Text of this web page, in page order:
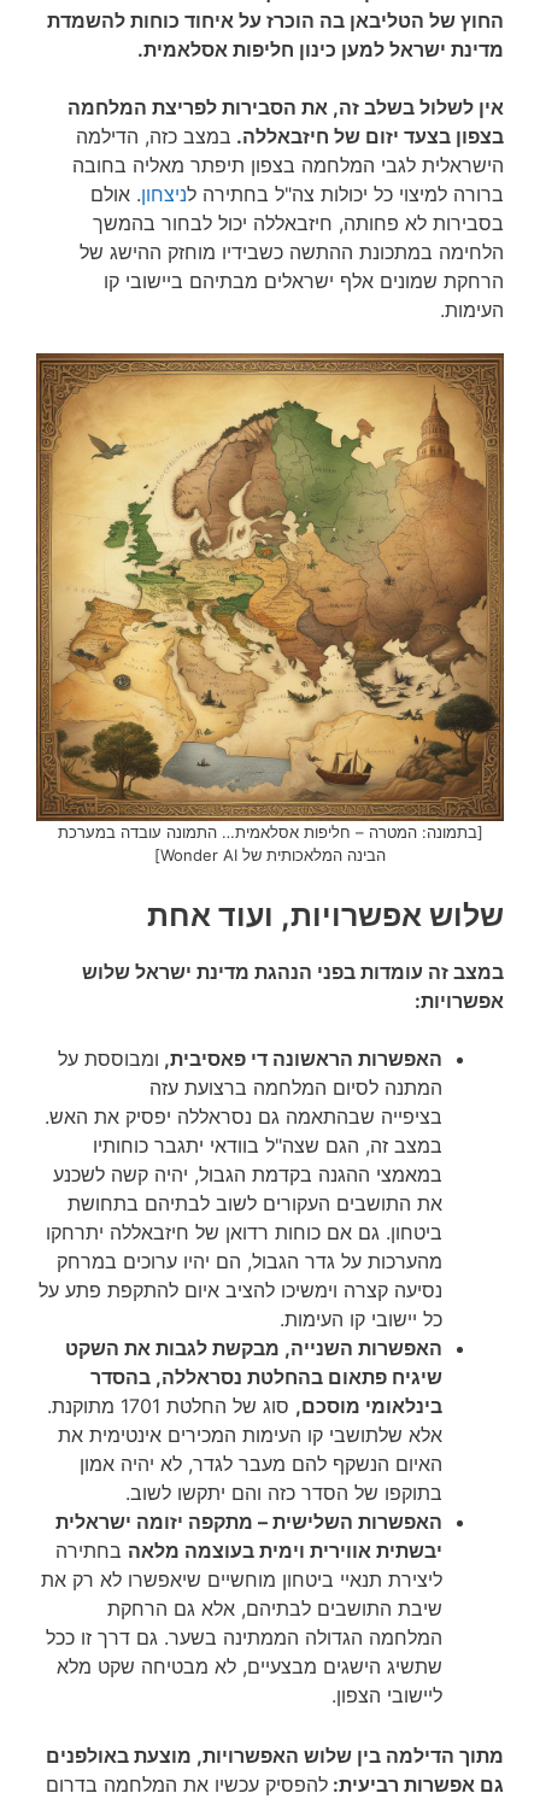
החוץ של הטליבאן בה הוכרז על איחוד כוחות להשמדת
מדינת ישראל למען כינון חליפות אסלאמית.
אין לשלול בשלב זה, את הסבירות לפריצת המלחמה
בצפון בצעד יזום של חיזבאללה. במצב כזה, הדילמה
הישראלית לגבי המלחמה בצפון תיפתר מאליה בחובה
ברורה למיצוי כל יכולות צה"ל בחתירה לניצחון. אולם
בסבירות לא פחותה, חיזבאללה יכול לבחור בהמשך
הלחימה במתכונת ההתשה כשבידיו מוחזק ההישג של
הרחקת שמונים אלף ישראלים מבתיהם ביישובי קו
העימות.
[בתמונה: המטרה – חליפות אסלאמית… התמונה עובדה במערכת
הבינה המלאכותית של Wonder AI]
שלוש אפשרויות, ועוד אחת
במצב זה עומדות בפני הנהגת מדינת ישראל שלוש
אפשרויות:
האפשרות הראשונה די פאסיבית, ומבוססת על
המתנה לסיום המלחמה ברצועת עזה
בציפייה שבהתאמה גם נסראללה יפסיק את האש.
במצב זה, הגם שצה"ל בוודאי יתגבר כוחותיו
במאמצי ההגנה בקדמת הגבול, יהיה קשה לשכנע
את התושבים העקורים לשוב לבתיהם בתחושת
ביטחון. גם אם כוחות רדואן של חיזבאללה יתרחקו
מהערכות על גדר הגבול, הם יהיו ערוכים במרחק
נסיעה קצרה וימשיכו להציב איום להתקפת פתע על
כל יישובי קו העימות.
האפשרות השנייה, מבקשת לגבות את השקט
שיגיח פתאום בהחלטת נסראללה, בהסדר
בינלאומי מוסכם,
סוג של החלטת 1701 מתוקנת.
אלא שלתושבי קו העימות המכירים אינטימית את
האיום הנשקף להם מעבר לגדר, לא יהיה אמון
בתוקפו של הסדר כזה והם יתקשו לשוב.
האפשרות השלישית – מתקפה יזומה ישראלית
יבשתית אווירית וימית בעוצמה מלאה בחתירה
ליצירת תנאיי ביטחון מוחשיים שיאפשרו לא רק את
שיבת התושבים לבתיהם, אלא גם הרחקת
המלחמה הגדולה הממתינה בשער. גם דרך זו ככל
שתשיג הישגים מבצעיים, לא מבטיחה שקט מלא
ליישובי הצפון.
מתוך הדילמה בין שלוש האפשרויות, מוצעת באולפנים
גם אפשרות רביעית: להפסיק עכשיו את המלחמה בדרום